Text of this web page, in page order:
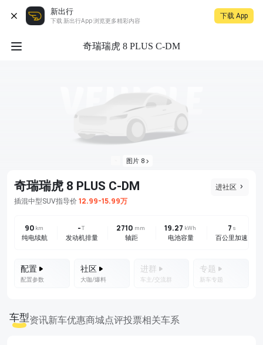
新出行
下载 新出行App 浏览更多精彩内容
下载 App
奇瑞瑞虎 8 PLUS C-DM
图片 8
进社区
奇瑞瑞虎 8 PLUS C-DM
插混中型SUV指导价 12.99-15.99万
90 km
纯电续航
-T
发动机排量
2710 mm
轴距
19.27 kWh
电池容量
7 s
百公里加速
配置
配置参数
社区
大咖/爆料
进群
车主/交流群
专题
新车专题
车型资讯新车优惠商城点评投票相关车系